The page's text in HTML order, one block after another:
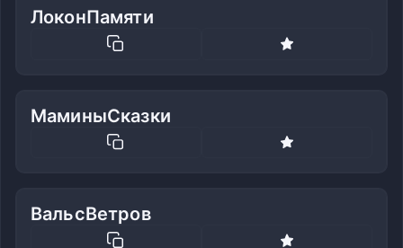
ЛоконПамяти
МаминыСказки
ВальсВетров